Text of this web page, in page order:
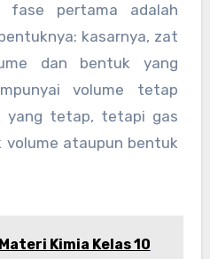
fase pertama adalah
kasarnya, zat
dan bentuk yang
volume tetap
yang tetap, tetapi gas
volume ataupun bentuk
Kimia Kelas 10